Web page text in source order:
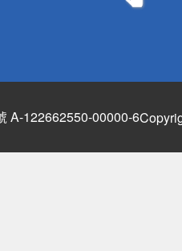
A-122662550-00000-6